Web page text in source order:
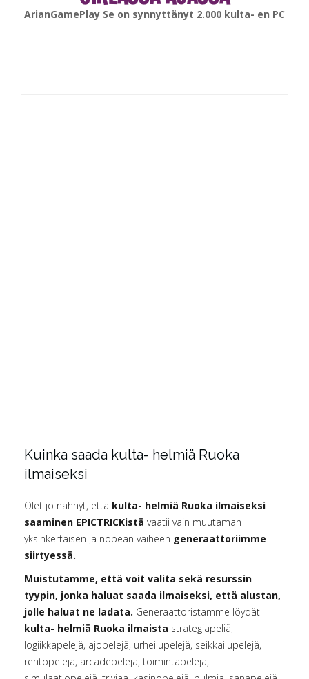
gonsabellaSe on synnyttänyt6.000kulta- enAndroid
Kuinka saada kulta- helmiä Ruoka
ilmaiseksi
Olet jo nähnyt, että kulta- helmiä Ruoka ilmaiseksi
saaminen EPICTRICKistä vaatii vain muutaman
yksinkertaisen ja nopean vaiheen generaattoriimme
siirtyessä.
Muistutamme, että voit valita sekä resurssin
tyypin, jonka haluat saada ilmaiseksi, että alustan,
jolle haluat ne ladata. Generaattoristamme löydät
kulta- helmiä Ruoka ilmaista strategiapeliä,
logiikkapelejä, ajopelejä, urheilupelejä, seikkailupelejä,
rentopelejä, arcadepelejä, toimintapelejä,